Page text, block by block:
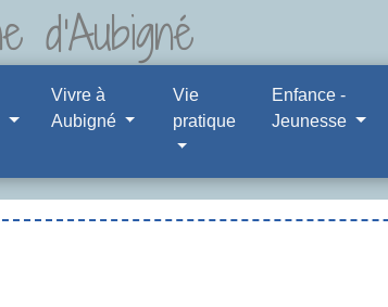
d'Aubigné
Vivre à
Aubigné
Vie
pratique
Enfance -
Jeunesse